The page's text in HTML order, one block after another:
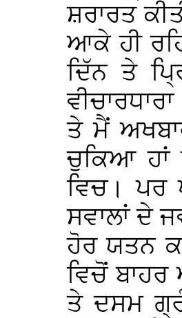
ਸ਼ਰਾਰਤ
ਆਕੇ ਹੀ
ਦਿੱਨ ਤੇ
ਤੇ ਮੈਂ
ਚੁਕਿਆ ਹਾਂ
ਵਿਚ। ਪਰ
ਸਵਾਲਾਂ ਦੇ
ਹੋਰ ਯਤਨ
ਵਿਚੋਂ
ਤੇ ਦਸਮ